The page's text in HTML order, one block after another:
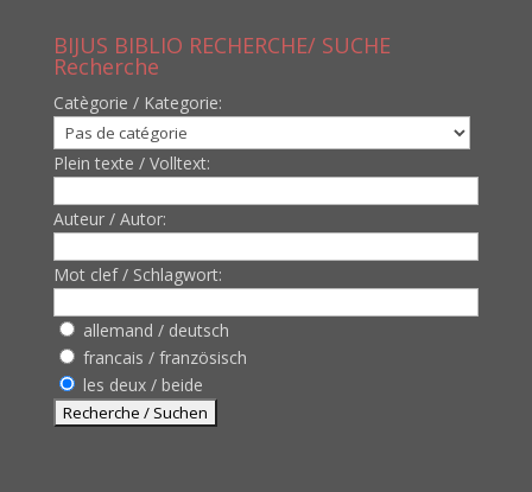
BIJUS BIBLIO RECHERCHE/ SUCHE
Recherche
Catègorie / Kategorie:
Plein texte / Volltext:
Auteur / Autor:
Mot clef / Schlagwort:
allemand / deutsch
francais / französisch
les deux / beide